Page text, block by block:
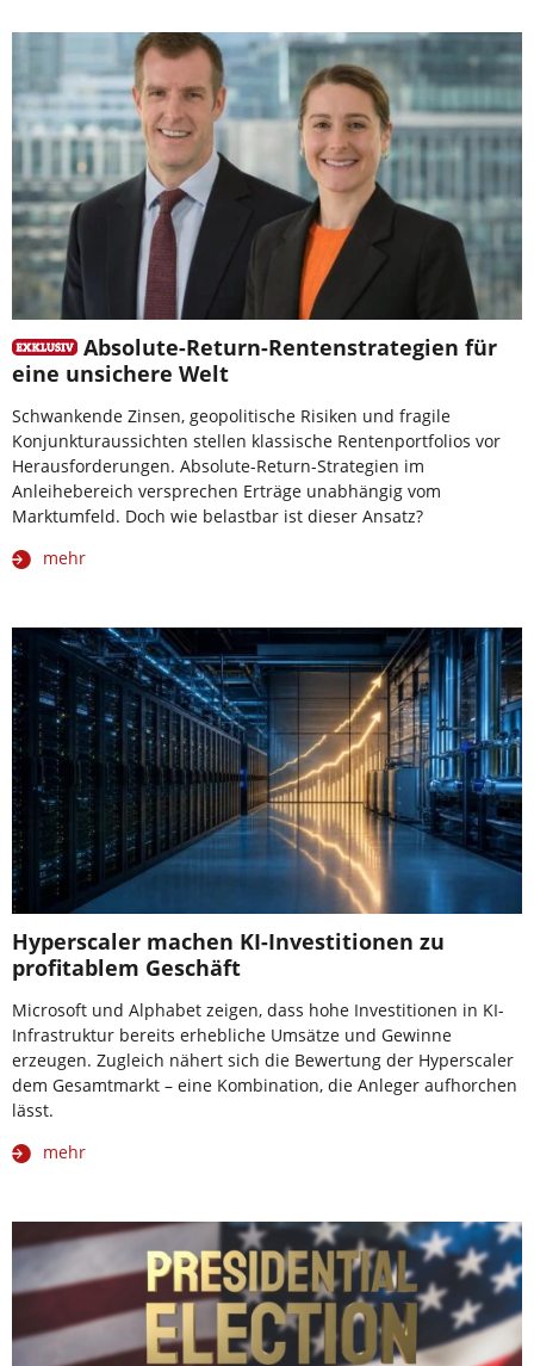
Absolute-Return-Rentenstrategien für
eine unsichere Welt
Schwankende Zinsen, geopolitische Risiken und fragile
Konjunkturaussichten stellen klassische Rentenportfolios vor
Herausforderungen. Absolute-Return-Strategien im
Anleihebereich versprechen Erträge unabhängig vom
Marktumfeld. Doch wie belastbar ist dieser Ansatz?
mehr
Hyperscaler machen KI-Investitionen zu
profitablem Geschäft
Microsoft und Alphabet zeigen, dass hohe Investitionen in KI-
Infrastruktur bereits erhebliche Umsätze und Gewinne
erzeugen. Zugleich nähert sich die Bewertung der Hyperscaler
dem Gesamtmarkt – eine Kombination, die Anleger aufhorchen
lässt.
mehr